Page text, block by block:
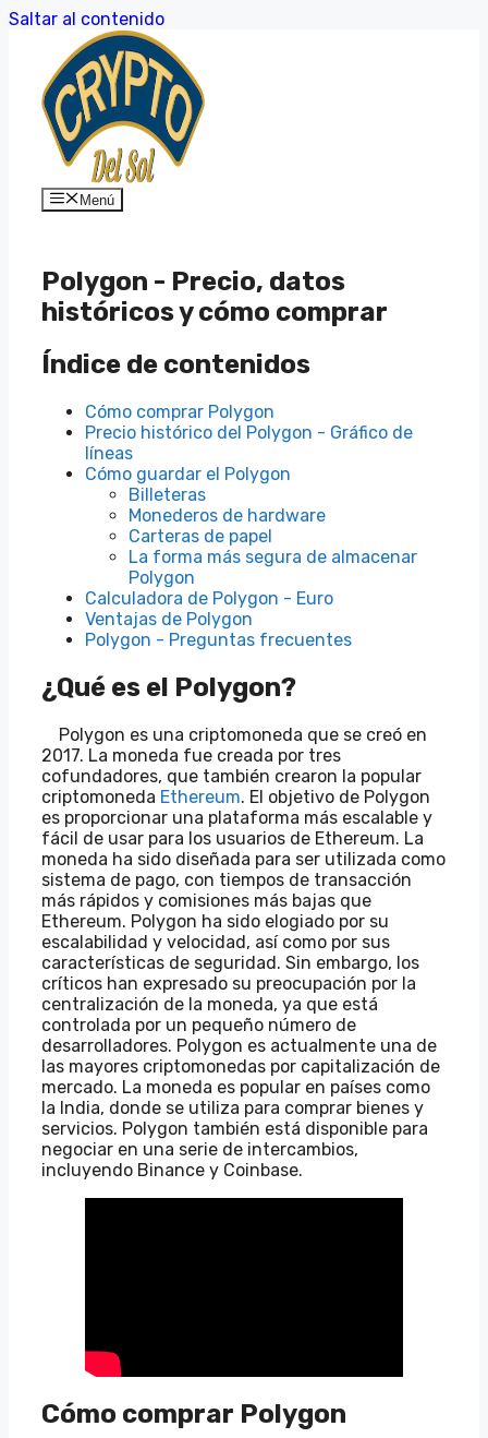
Saltar al contenido
Menú
Polygon - Precio, datos
históricos y cómo comprar
Índice de contenidos
Cómo comprar Polygon
Precio histórico del Polygon - Gráfico de
líneas
Cómo guardar el Polygon
Billeteras
Monederos de hardware
Carteras de papel
La forma más segura de almacenar
Polygon
Calculadora de Polygon - Euro
Ventajas de Polygon
Polygon - Preguntas frecuentes
¿Qué es el Polygon?
Polygon es una criptomoneda que se creó en
2017. La moneda fue creada por tres
cofundadores, que también crearon la popular
criptomoneda Ethereum. El objetivo de Polygon
es proporcionar una plataforma más escalable y
fácil de usar para los usuarios de Ethereum. La
moneda ha sido diseñada para ser utilizada como
sistema de pago, con tiempos de transacción
más rápidos y comisiones más bajas que
Ethereum. Polygon ha sido elogiado por su
escalabilidad y velocidad, así como por sus
características de seguridad. Sin embargo, los
críticos han expresado su preocupación por la
centralización de la moneda, ya que está
controlada por un pequeño número de
desarrolladores. Polygon es actualmente una de
las mayores criptomonedas por capitalización de
mercado. La moneda es popular en países como
la India, donde se utiliza para comprar bienes y
servicios. Polygon también está disponible para
negociar en una serie de intercambios,
incluyendo Binance y Coinbase.
Cómo comprar Polygon